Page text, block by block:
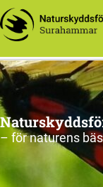
– för naturens